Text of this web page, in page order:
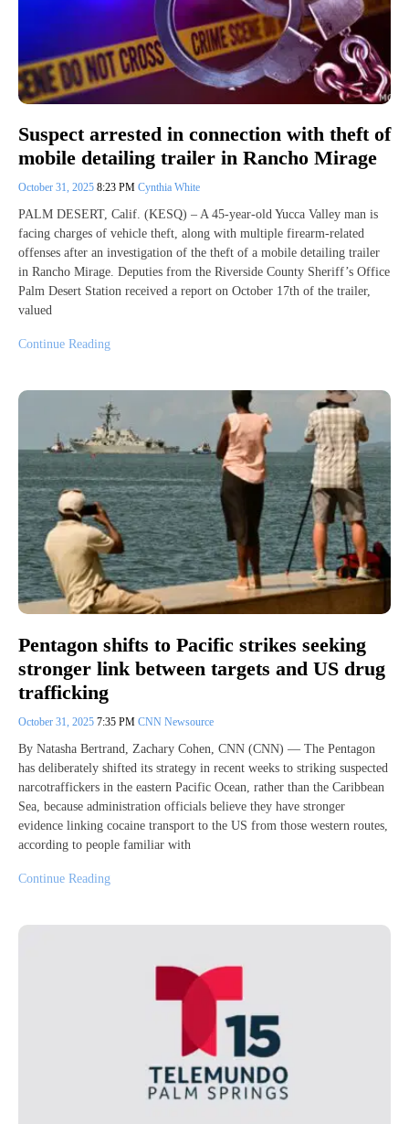
Suspect arrested in connection with theft of
mobile detailing trailer in Rancho Mirage
October 31, 2025 8:23 PM Cynthia White
PALM DESERT, Calif. (KESQ) – A 45-year-old Yucca Valley man is
facing charges of vehicle theft, along with multiple firearm-related
offenses after an investigation of the theft of a mobile detailing trailer
in Rancho Mirage. Deputies from the Riverside County Sheriff’s Office
Palm Desert Station received a report on October 17th of the trailer,
valued
Continue Reading
Pentagon shifts to Pacific strikes seeking
stronger link between targets and US drug
trafficking
October 31, 2025 7:35 PM CNN Newsource
By Natasha Bertrand, Zachary Cohen, CNN (CNN) — The Pentagon
has deliberately shifted its strategy in recent weeks to striking suspected
narcotraffickers in the eastern Pacific Ocean, rather than the Caribbean
Sea, because administration officials believe they have stronger
evidence linking cocaine transport to the US from those western routes,
according to people familiar with
Continue Reading